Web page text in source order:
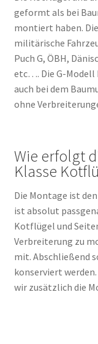
geformt als bei
montiert haben.
militärische
Puch G, ÖBH,
etc…. Die G-Modell
auch bei dem
ohne
Wie erfolgt
Klasse
Die Montage ist
ist absolut
Kotflügel und
Verbreiterung zu
mit. Abschließend
konserviert
wir zusätzlich die